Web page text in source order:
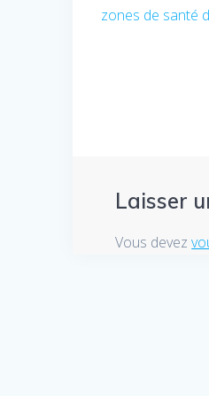
:
zones de santé
Laisser
Vous devez